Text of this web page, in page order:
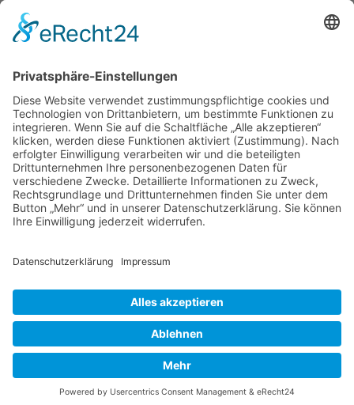
Voice Dialogue
Tierheilkunde aktuell
Ausbildung z. Tierheilpraktiker/in
Therapien und Verfahren
Tierpsychologie
Ernährungsberater/in für Tiere
Farb- und Lichttherapie
Hunde- und Katzenpsychologie
Hundeführer/in und Kynologe/in
Naturgemäße Tierheilkunde
Telepathische Tierkommunikation
Tierhomöopathie
Heilpraktikerschulen
Naturheilkunde
Akupunktur
Partner - Marktplatz
Impressum
Datenschutzerklärung
Heilpraktikerschule